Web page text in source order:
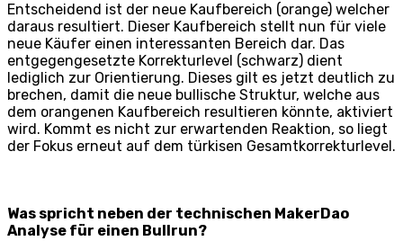
Entscheidend ist der neue Kaufbereich (orange) welcher
daraus resultiert. Dieser Kaufbereich stellt nun für viele
neue Käufer einen interessanten Bereich dar. Das
entgegengesetzte Korrekturlevel (schwarz) dient
lediglich zur Orientierung. Dieses gilt es jetzt deutlich zu
brechen, damit die neue bullische Struktur, welche aus
dem orangenen Kaufbereich resultieren könnte, aktiviert
wird. Kommt es nicht zur erwartenden Reaktion, so liegt
der Fokus erneut auf dem türkisen Gesamtkorrekturlevel.
Was spricht neben der technischen MakerDao
Analyse für einen Bullrun?